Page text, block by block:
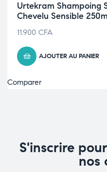
Urtekram Shampoing
Chevelu Sensible
11.900 CFA
AJOUTER AU PANIER
Comparer
S'inscrire
nos